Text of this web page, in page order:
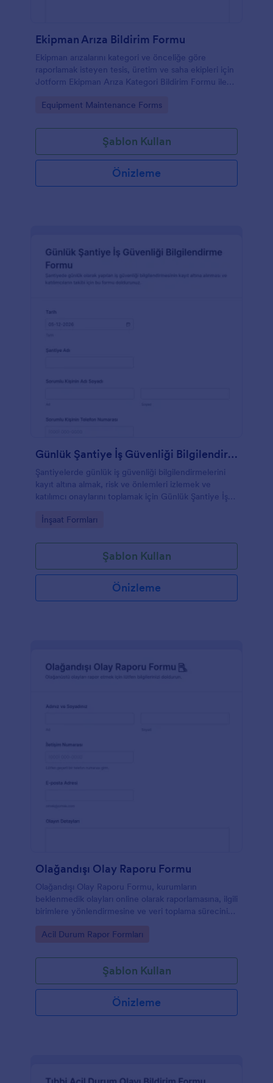
Ekipman Arıza Bildirim Formu
Ekipman arızalarını kategori ve önceliğe göre
raporlamak isteyen tesis, üretim ve saha ekipleri için
Jotform Ekipman Arıza Kategori Bildirim Formu ile
Go to Category:
Equipment Maintenance Forms
Şablon Kullan
Önizleme
Günlük Şantiye İş Güvenliği Bilgilendirme Formu
Şantiyelerde günlük iş güvenliği bilgilendirmelerini
kayıt altına almak, risk ve önlemleri izlemek ve
katılımcı onaylarını toplamak için Günlük Şantiye İş
Go to Category:
İnşaat Formları
Şablon Kullan
Önizleme
Olağandışı Olay Raporu Formu
Olağandışı Olay Raporu Formu, kurumların
beklenmedik olayları online olarak raporlamasına, ilgili
birimlere yönlendirmesine ve veri toplama sürecini
olur.
Go to Category:
Acil Durum Rapor Formları
Şablon Kullan
Önizleme